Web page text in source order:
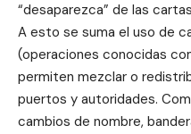
“desaparezca” de las
A esto se suma el uso de
(operaciones conocidas
permiten mezclar o
puertos y autoridades.
cambios de nombre,